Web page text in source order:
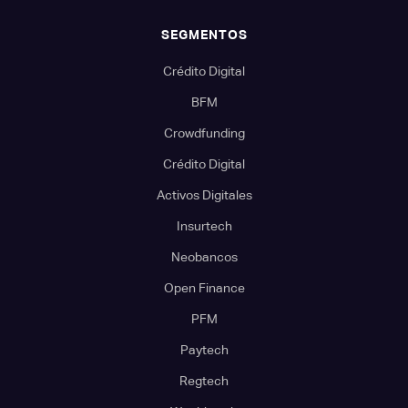
SEGMENTOS
Crédito Digital
BFM
Crowdfunding
Crédito Digital
Activos Digitales
Insurtech
Neobancos
Open Finance
PFM
Paytech
Regtech